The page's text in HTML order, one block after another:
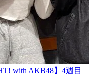
with AKB48】4週目